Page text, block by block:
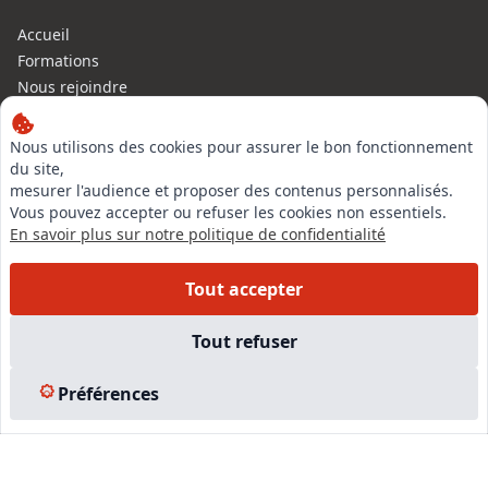
Nous utilisons des cookies pour assurer le bon fonctionnement
du site,
mesurer l'audience et proposer des contenus personnalisés.
Vous pouvez accepter ou refuser les cookies non essentiels.
En savoir plus sur notre politique de confidentialité
Tout accepter
Tout refuser
Préférences
Accueil
Formations
Nous rejoindre
Partenaires
Autres missions
Le C.N.E.
Membre IVSC
Logiciel
L’Expert
Tarifs
Experts Immobiliers par régions
Plan du site